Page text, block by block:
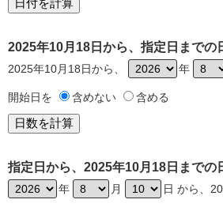
2025年10月18日から、指定日までの
2025年10月18日から、 年
開始日を 含めない 含める
指定日から、2025年10月18日までの
年 月 日 から、